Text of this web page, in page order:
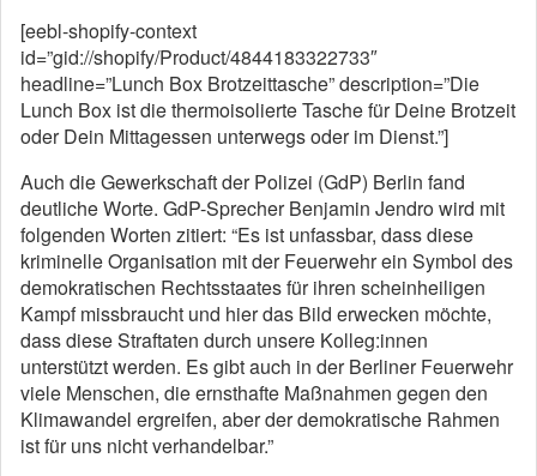
[eebl-shopify-context
id=”gid://shopify/Product/4844183322733″
headline=”Lunch Box Brotzeittasche” description=”Die
Lunch Box ist die thermoisolierte Tasche für Deine Brotzeit
oder Dein Mittagessen unterwegs oder im Dienst.”]
Auch die Gewerkschaft der Polizei (GdP) Berlin fand
deutliche Worte. GdP-Sprecher Benjamin Jendro wird mit
folgenden Worten zitiert: “Es ist unfassbar, dass diese
kriminelle Organisation mit der Feuerwehr ein Symbol des
demokratischen Rechtsstaates für ihren scheinheiligen
Kampf missbraucht und hier das Bild erwecken möchte,
dass diese Straftaten durch unsere Kolleg:innen
unterstützt werden. Es gibt auch in der Berliner Feuerwehr
viele Menschen, die ernsthafte Maßnahmen gegen den
Klimawandel ergreifen, aber der demokratische Rahmen
ist für uns nicht verhandelbar.”